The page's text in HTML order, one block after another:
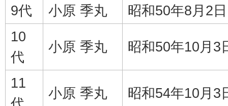
9代 小原 季丸
昭和50年8月2日
10
代
小原 季丸 昭和50年10月3
11
小原 季丸 昭和54年10月3